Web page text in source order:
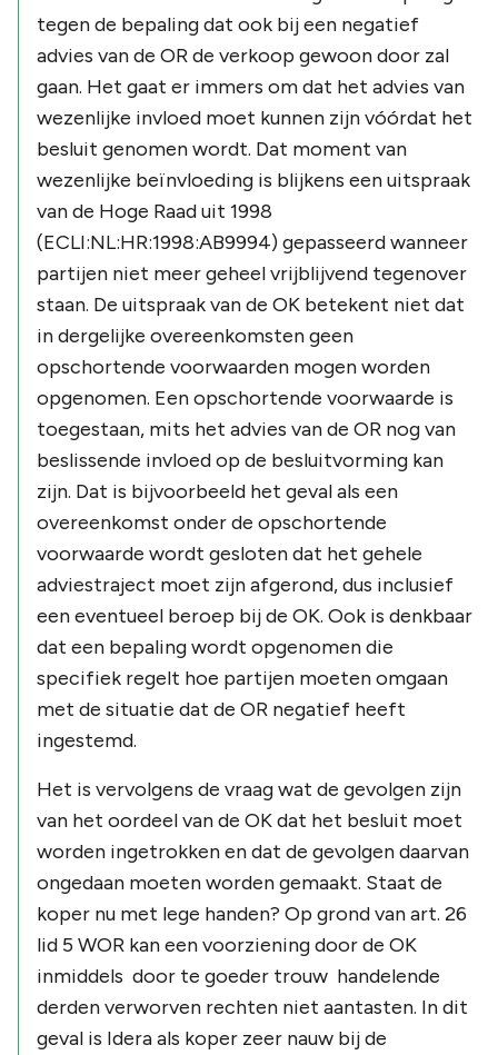
tegen de bepaling dat ook bij een negatief
advies van de OR de verkoop gewoon door zal
gaan. Het gaat er immers om dat het advies van
wezenlijke invloed moet kunnen zijn vóórdat het
besluit genomen wordt. Dat moment van
wezenlijke beïnvloeding is blijkens een uitspraak
van de Hoge Raad uit 1998
(ECLI:NL:HR:1998:AB9994) gepasseerd wanneer
partijen niet meer geheel vrijblijvend tegenover
staan. De uitspraak van de OK betekent niet dat
in dergelijke overeenkomsten geen
opschortende voorwaarden mogen worden
opgenomen. Een opschortende voorwaarde is
toegestaan, mits het advies van de OR nog van
beslissende invloed op de besluitvorming kan
zijn. Dat is bijvoorbeeld het geval als een
overeenkomst onder de opschortende
voorwaarde wordt gesloten dat het gehele
adviestraject moet zijn afgerond, dus inclusief
een eventueel beroep bij de OK. Ook is denkbaar
dat een bepaling wordt opgenomen die
specifiek regelt hoe partijen moeten omgaan
met de situatie dat de OR negatief heeft
ingestemd.
Het is vervolgens de vraag wat de gevolgen zijn
van het oordeel van de OK dat het besluit moet
worden ingetrokken en dat de gevolgen daarvan
ongedaan moeten worden gemaakt. Staat de
koper nu met lege handen? Op grond van art. 26
lid 5 WOR kan een voorziening door de OK
inmiddels door te goeder trouw handelende
derden verworven rechten niet aantasten. In dit
geval is Idera als koper zeer nauw bij de